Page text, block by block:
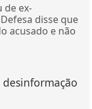
ex-
disse que
acusado e não